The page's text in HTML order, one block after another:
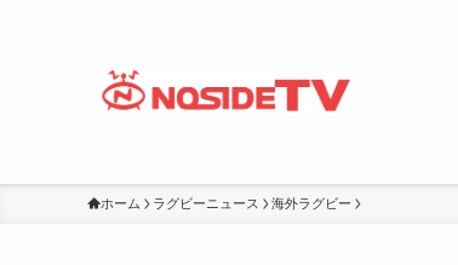
ホーム ラグビーニュース 海外ラグビー